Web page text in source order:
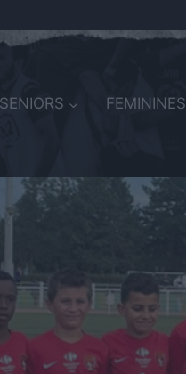
SENIORS FEMININES